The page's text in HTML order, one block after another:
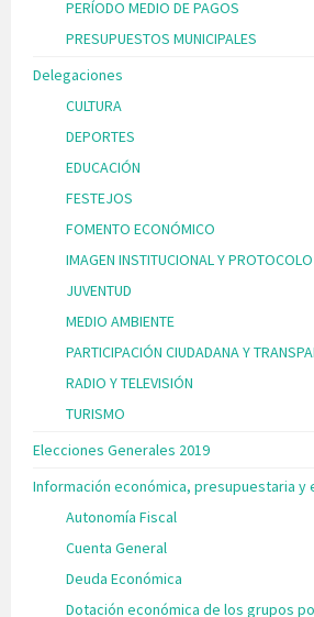
PERÍODO MEDIO DE PAGOS
PRESUPUESTOS MUNICIPALES
Delegaciones
CULTURA
DEPORTES
EDUCACIÓN
FESTEJOS
FOMENTO ECONÓMICO
IMAGEN INSTITUCIONAL Y PROTOCOLO
JUVENTUD
MEDIO AMBIENTE
PARTICIPACIÓN CIUDADANA Y
RADIO Y TELEVISIÓN
TURISMO
Elecciones Generales 2019
Información económica, presupuestaria y
Autonomía Fiscal
Cuenta General
Deuda Económica
Dotación económica de los grupos